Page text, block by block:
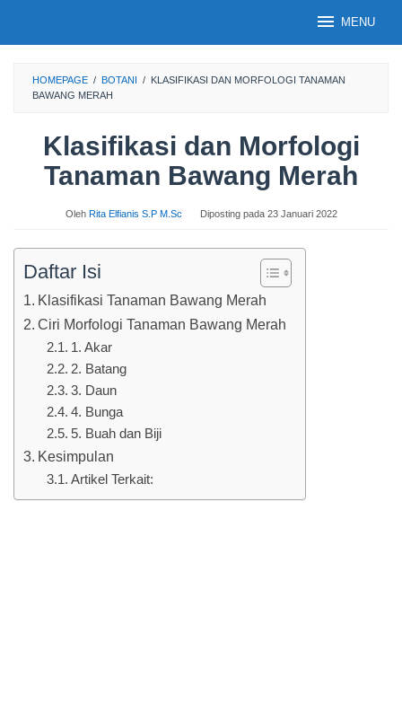
MENU
HOMEPAGE / BOTANI / KLASIFIKASI DAN MORFOLOGI TANAMAN
BAWANG MERAH
Klasifikasi dan Morfologi
Tanaman Bawang Merah
Oleh Rita Elfianis S.P M.Sc Diposting pada 23 Januari 2022
Daftar Isi
Klasifikasi Tanaman Bawang Merah
Ciri Morfologi Tanaman Bawang Merah
1. Akar
2. Batang
3. Daun
4. Bunga
5. Buah dan Biji
Kesimpulan
Artikel Terkait: